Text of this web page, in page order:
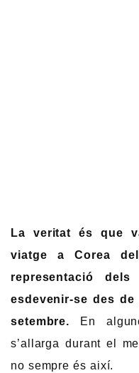
La veritat és que
viatge a Corea
representació
esdevenir-se des
setembre. En
s’allarga durant el
no sempre és així.